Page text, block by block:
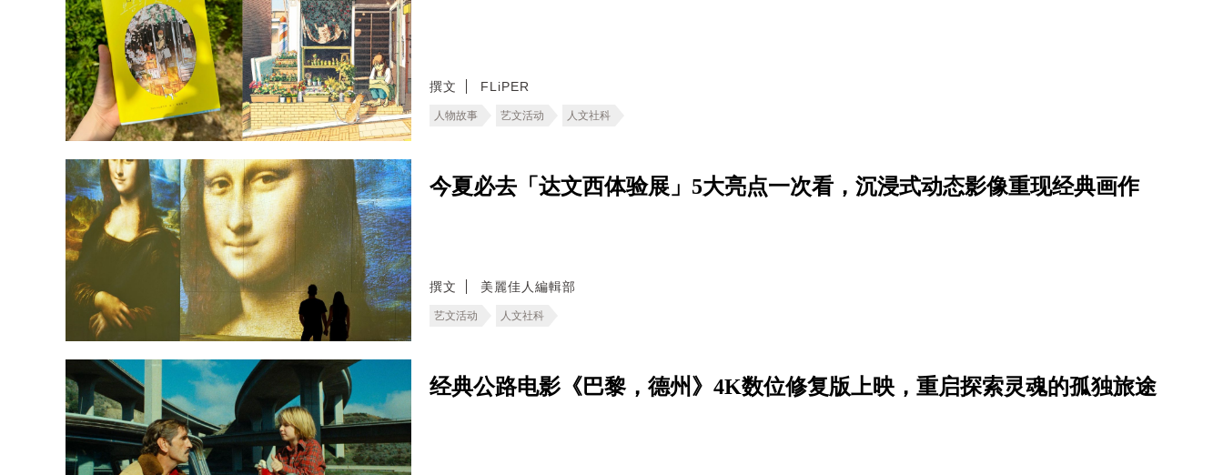
撰文 FLiPER
人物故事 艺文活动 人文社科
今夏必去「达文西体验展」5大亮点一次看，沉浸式动态影像重现经典画作
撰文 美麗佳人編輯部
艺文活动 人文社科
经典公路电影《巴黎，德州》4K数位修复版上映，重启探索灵魂的孤独旅途